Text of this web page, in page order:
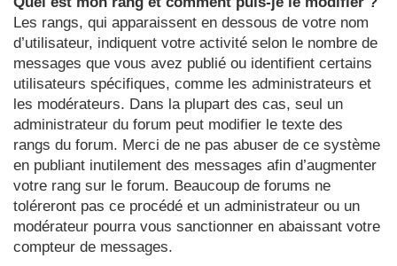
Les rangs, qui apparaissent en dessous de votre nom
d’utilisateur, indiquent votre activité selon le nombre de
messages que vous avez publié ou identifient certains
utilisateurs spécifiques, comme les administrateurs et
les modérateurs. Dans la plupart des cas, seul un
administrateur du forum peut modifier le texte des
rangs du forum. Merci de ne pas abuser de ce système
en publiant inutilement des messages afin d’augmenter
votre rang sur le forum. Beaucoup de forums ne
toléreront pas ce procédé et un administrateur ou un
modérateur pourra vous sanctionner en abaissant votre
compteur de messages.